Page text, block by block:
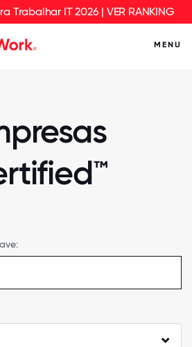
Trabalhar IT 2026 | VER RANKING
MENU